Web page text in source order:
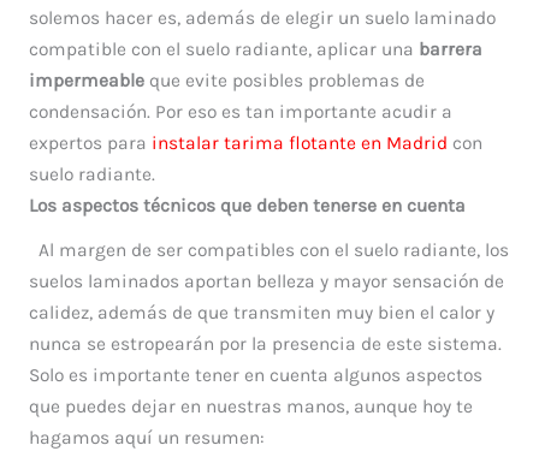
solemos hacer es, además de elegir un suelo laminado
compatible con el suelo radiante, aplicar una barrera
impermeableque evite posibles problemas de
condensación. Por eso es tan importante acudir a
expertos para instalar tarima flotante en Madrid con
suelo radiante.
Los aspectos técnicos que deben tenerse en cuenta
Al margen de ser compatibles con el suelo radiante, los
suelos laminados aportan belleza y mayor sensación de
calidez, además de que transmiten muy bien el calor y
nunca se estropearán por la presencia de este sistema.
Solo es importante tener en cuenta algunos aspectos
que puedes dejar en nuestras manos, aunque hoy te
hagamos aquí un resumen: